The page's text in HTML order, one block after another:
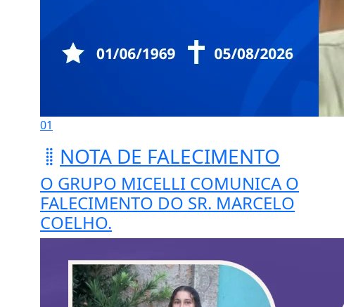
01
NOTA DE FALECIMENTO
O GRUPO MICELLI COMUNICA O
FALECIMENTO DO SR. MARCELO
COELHO.